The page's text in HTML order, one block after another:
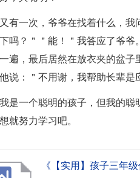
又有一次，爷爷在找着什么，
吗？＂＂能！＂我答应了爷
遍，最后居然在放衣夹的盆子
说：＂不用谢，我帮助长辈是
我是一个聪明的孩子，但我的聪
就努力学习吧。
《【实用】孩子三年级